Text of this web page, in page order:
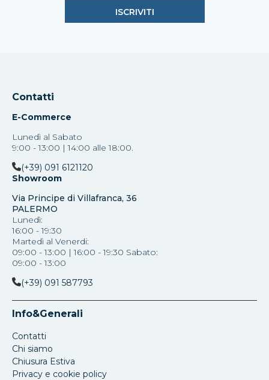
Contatti
E-Commerce
Lunedì al Sabato
9:00 - 13:00 | 14:00 alle 18:00.
(+39) 091 6121120
Showroom
Via Principe di Villafranca, 36
PALERMO
Lunedì:
16:00 - 19:30
Martedì al Venerdi:
09:00 - 13:00 | 16:00 - 19:30 Sabato:
09:00 - 13:00
(+39) 091 587793
Info&Generali
Contatti
Chi siamo
Chiusura Estiva
Privacy e cookie policy